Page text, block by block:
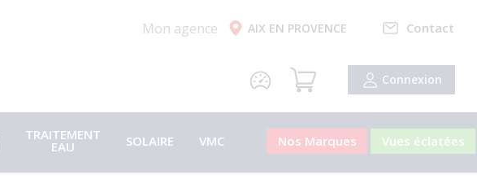
Mon agence AIX EN PROVENCE Contact
Connexion
TRAITEMENT
EAU SOLAIRE VMC Nos Marques Vues éclatées